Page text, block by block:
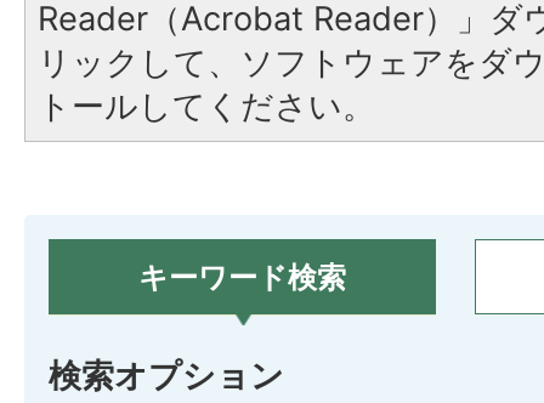
Reader（Acrobat Reader）」ダ
リックして、ソフトウェアをダ
トールしてください。
キーワード検索
検索オプション